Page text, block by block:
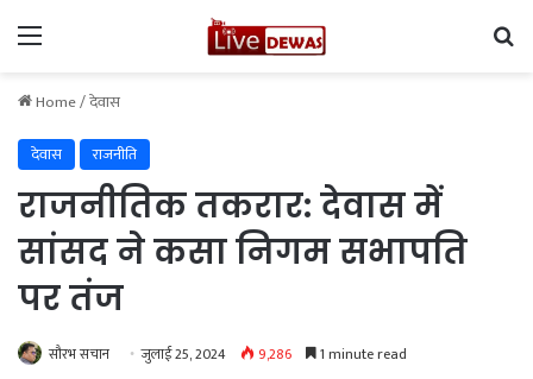
Menu
Home/देवास
देवास
राजनीति
राजनीतिक तकरार: देवास में
सांसद ने कसा निगम सभापति
पर तंज
सौरभ सचान जुलाई 25, 2024 9,286 1 minute read